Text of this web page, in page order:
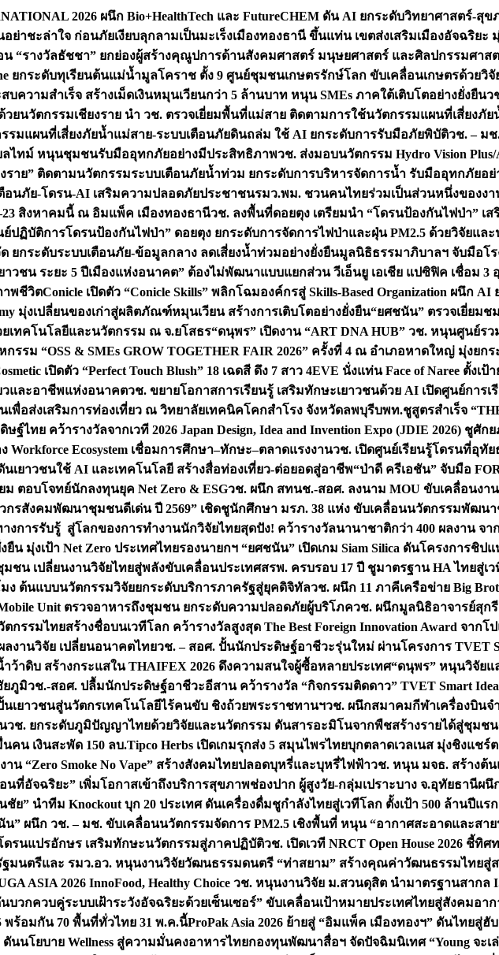
2026 ผนึก Bio+HealthTech และ FutureCHEM ดัน AI ยกระดับวิทยาศาสตร์-สุ
ย่าชะล่าใจ ก่อนภัยเงียบลุกลามเป็นมะเร็งเมืองทองธานี ขึ้นแท่น เขตส่งเสริมเมืองอัจฉริย
น “รางวัลธัชชา” ยกย่องผู้สร้างคุณูปการด้านสังคมศาสตร์ มนุษยศาสตร์ และศิลปกรรมศาส
ยกระดับทุเรียนต้นแม่น้ำมูลโคราช ตั้ง 9 ศูนย์ชุมชนเกษตรรักษ์โลก ขับเคลื่อนเกษตรด้วยวิ
บความสำเร็จ สร้างเม็ดเงินหมุนเวียนกว่า 5 ล้านบาท หนุน SMEs ภาคใต้เติบโตอย่างยั่งยืนว
วยนวัตกรรมเชียงราย นำ วช. ตรวจเยี่ยมพื้นที่แม่สาย ติดตามการใช้นวัตกรรมแผนที่เสี่ยงภั
รมแผนที่เสี่ยงภัยน้ำแม่สาย-ระบบเตือนภัยดินถล่ม ใช้ AI ยกระดับการรับมือภัยพิบัติวช. – มช
ยลไทม์ หนุนชุมชนรับมืออุทกภัยอย่างมีประสิทธิภาพวช. ส่งมอบนวัตกรรม Hydro Vision
ราย” ติดตามนวัตกรรมระบบเตือนภัยน้ำท่วม ยกระดับการบริหารจัดการน้ำ รับมืออุทกภัยอ
นภัย-โดรน-AI เสริมความปลอดภัยประชาชนรมว.พม. ชวนคนไทยร่วมเป็นส่วนหนึ่งของงาน
สิงหาคมนี้ ณ อิมแพ็ค เมืองทองธานีวช. ลงพื้นที่ดอยตุง เตรียมนำ “โดรนป้องกันไฟป่า”
ปฏิบัติการโดรนป้องกันไฟป่า” ดอยตุง ยกระดับการจัดการไฟป่าและฝุ่น PM2.5 ด้วยวิจัยแล
ยกระดับระบบเตือนภัย-ข้อมูลกลาง ลดเสี่ยงน้ำท่วมอย่างยั่งยืนมูลนิธิธรรมาภิบาลฯ จับมือโ
วชน ระยะ 5 ปีเมืองแห่งอนาคต” ต้องไม่พัฒนาแบบแยกส่วน วีเอ็นยู เอเชีย แปซิฟิค เชื่อม
าพชีวิตConicle เปิดตัว “Conicle Skills” พลิกโฉมองค์กรสู่ Skills-Based Organization ผนึก
มุ่งเปลี่ยนของเก่าสู่ผลิตภัณฑ์หมุนเวียน สร้างการเติบโตอย่างยั่งยืน“ยศชนัน” ตรวจเยี่ยม
เทคโนโลยีและนวัตกรรม ณ จ.ยโสธร“ดนุพร” เปิดงาน “ART DNA HUB” วช. หนุนศูน
กรรม “OSS & SMEs GROW TOGETHER FAIR 2026” ครั้งที่ 4 ณ อำเภอหาดใหญ่ มุ่งย
เปิดตัว “Perfect Touch Blush” 18 เฉดสี ดึง 7 สาว 4EVE นั่งแท่น Face of Naree ตั้งเ
วและอาชีพแห่งอนาคตวช. ขยายโอกาสการเรียนรู้ เสริมทักษะเยาวชนด้วย AI เปิดศูนย์การ
เพื่อส่งเสริมการท่องเที่ยว ณ วิทยาลัยเทคนิคโคกสำโรง จังหวัดลพบุรีบพท.ชูสูตรสำเร็จ
ฐ์ไทย คว้ารางวัลจากเวที 2026 Japan Design, Idea and Invention Expo (JDIE 2026) ชู
Ecosystem เชื่อมการศึกษา–ทักษะ–ตลาดแรงงานวช. เปิดศูนย์เรียนรู้โดรนที่อุทั
เยาวชนใช้ AI และเทคโนโลยี สร้างสื่อท่องเที่ยว-ต่อยอดสู่อาชีพ“ป่าดี ครีเอชัน” จับมือ
ตอบโจทย์นักลงทุนยุค Net Zero & ESGวช. ผนึก สทนช.-สอศ. ลงนาม MOU ขับเคลื่อนง
กรสังคมพัฒนาชุมชนดีเด่น ปี 2569” เชิดชูนักศึกษา มรภ. 38 แห่ง ขับเคลื่อนนวัตกรรมพัฒน
งการรับรู้ สู่โลกของการทำงานนักวิจัยไทยสุดปัง! คว้ารางวัลนานาชาติกว่า 400 ผลงาน จ
มุ่งเป้า Net Zero ประเทศไทยรองนายกฯ “ยศชนัน” เปิดเกม Siam Silica ดันโครงการชิป
มชน เปลี่ยนงานวิจัยไทยสู่พลังขับเคลื่อนประเทศสรพ. ครบรอบ 17 ปี ชูมาตรฐาน HA ไทยสู่
ง ต้นแบบนวัตกรรมวิจัยยกระดับบริการภาครัฐสู่ยุคดิจิทัลวช. ผนึก 11 ภาคีเครือข่าย Big
Unit ตรวจอาหารถึงชุมชน ยกระดับความปลอดภัยผู้บริโภควช. ผนึกมูลนิธิอาจารย์สุก
กรรมไทยสร้างชื่อบนเวทีโลก คว้ารางวัลสูงสุด The Best Foreign Innovation Award จากโ
ผลงานวิจัย เปลี่ยนอนาคตไทยวช. – สอศ. ปั้นนักประดิษฐ์อาชีวะรุ่นใหม่ ผ่านโครงการ TVET
าดิบ สร้างกระแสใน THAIFEX 2026 ดึงความสนใจผู้ซื้อหลายประเทศ“ดนุพร” หนุนวิจัยแ
ยภูมิวช.-สอศ. ปลื้มนักประดิษฐ์อาชีวะอีสาน คว้ารางวัล “กิจกรรมติดดาว” TVET Smart
นเยาวชนสู่นวัตกรเทคโนโลยีไร้คนขับ ชิงถ้วยพระราชทานฯวช. ผนึกสมาคมกีฬาเครื่องบินจ
วช. ยกระดับภูมิปัญญาไทยด้วยวิจัยและนวัตกรรม ดันสารอะมิโนจากพืชสร้างรายได้สู่ชุมชน
คน เงินสะพัด 150 ลบ.Tipco Herbs เปิดเกมรุกส่ง 5 สมุนไพรไทยบุกตลาดเวลเนส มุ่งชิงแช
น “Zero Smoke No Vape” สร้างสังคมไทยปลอดบุหรี่และบุหรี่ไฟฟ้าวช. หนุน มจธ. สร้างต้น
ที่อัจฉริยะ” เพิ่มโอกาสเข้าถึงบริการสุขภาพช่องปาก ผู้สูงวัย-กลุ่มเปราะบาง จ.อุทัยธานีผนึ
ชัย” นำทีม Knockout บุก 20 ประเทศ ดันเครื่องดื่มชูกำลังไทยสู่เวทีโลก ตั้งเป้า 500 ล้านปีแรก
น” ผนึก วช. – มช. ขับเคลื่อนนวัตกรรมจัดการ PM2.5 เชิงพื้นที่ หนุน “อากาศสะอาดและส
ดรนแปรอักษร เสริมทักษะนวัตกรรมสู่ภาคปฏิบัติวช. เปิดเวที NRCT Open House 2026 ชี้
ฐมนตรีและ รมว.อว. หนุนงานวิจัยวัฒนธรรมดนตรี “ท่าสยาม” สร้างคุณค่าวัฒนธรรมไทยสู่
ASIA 2026 InnoFood, Healthy Choice วช. หนุนงานวิจัย ม.สวนดุสิต นำมาตรฐานสากล
วกควบคู่ระบบเฝ้าระวังอัจฉริยะด้วยเซ็นเซอร์” ขับเคลื่อนเป้าหมายประเทศไทยสู่สังคมอา
พร้อมกัน 70 พื้นที่ทั่วไทย 31 พ.ค.นี้ProPak Asia 2026 ย้ายสู่ “อิมแพ็ค เมืองทองฯ” ดันไทย
นนโยบาย Wellness สู่ความมั่นคงอาหารไทยกองทุนพัฒนาสื่อฯ จัดปัจฉิมนิเทศ “Young จะ